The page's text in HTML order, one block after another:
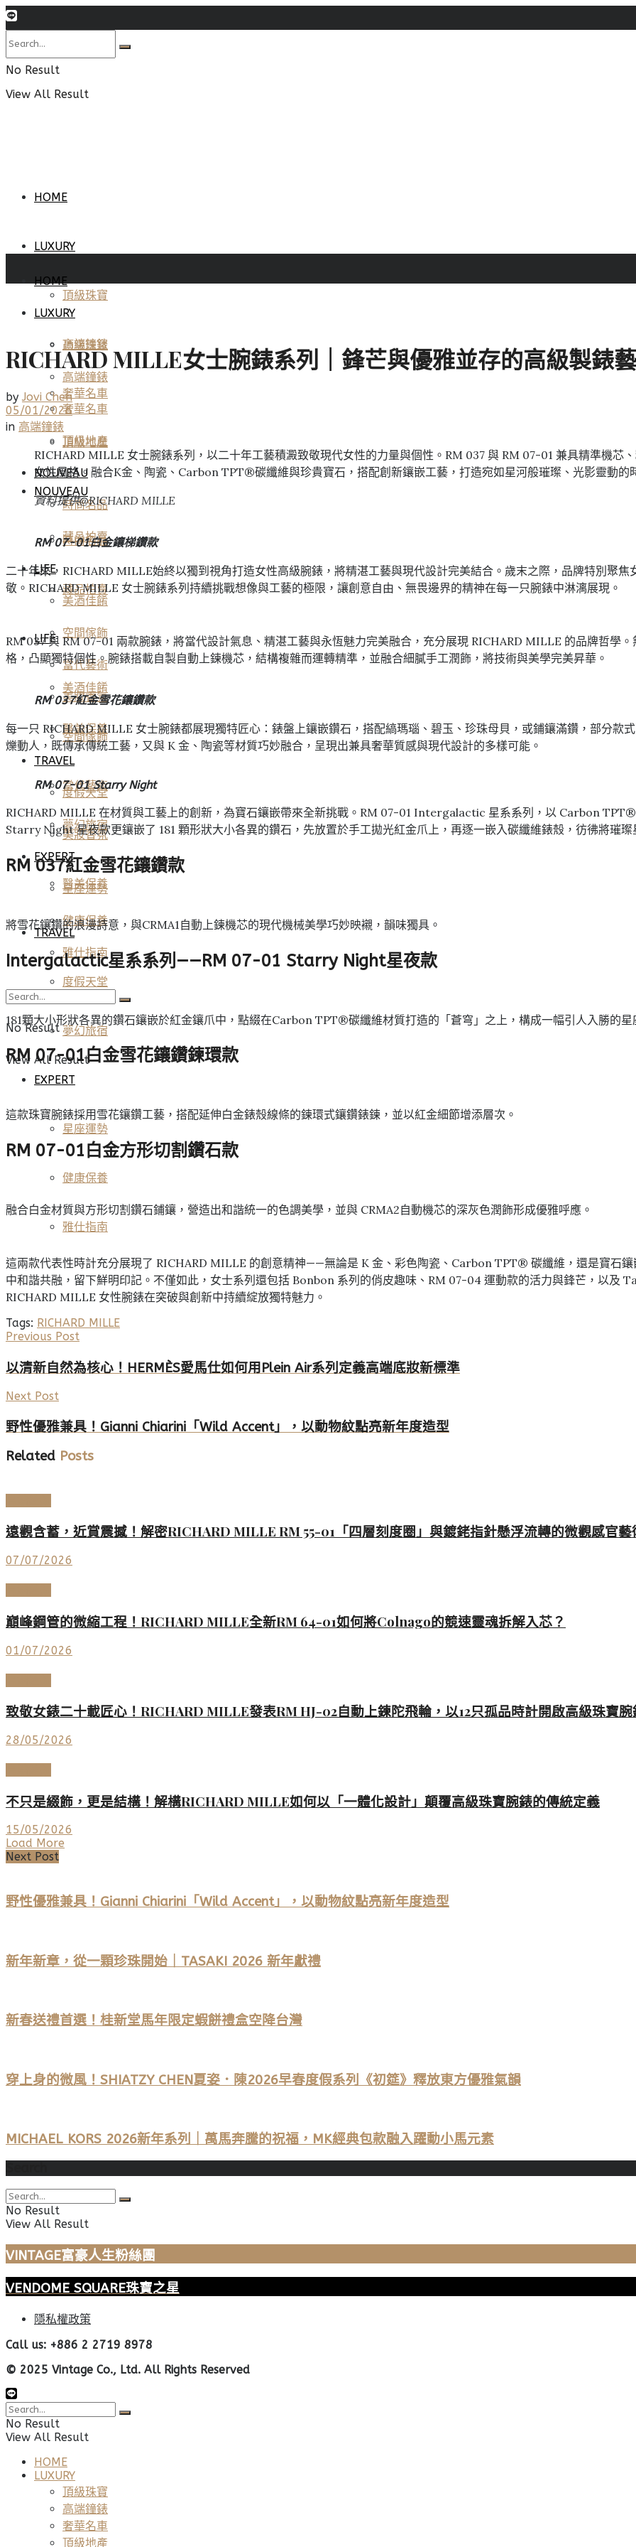
No Result
View All Result
HOME
LUXURY
頂級珠寶
高端鐘錶
奢華名車
頂級地產
NOUVEAU
時尚名品
藏品拍賣
LIFE
美酒佳餚
空間傢飾
當代藝術
美妝香氛
醫美保養
TRAVEL
度假天堂
夢幻旅宿
EXPERT
星座運勢
健康保養
雅仕指南
HOME
LUXURY
頂級珠寶
高端鐘錶
奢華名車
頂級地產
NOUVEAU
時尚名品
藏品拍賣
LIFE
美酒佳餚
空間傢飾
當代藝術
美妝香氛
醫美保養
TRAVEL
度假天堂
夢幻旅宿
EXPERT
星座運勢
健康保養
雅仕指南
No Result
View All Result
RICHARD MILLE女士腕錶系列｜鋒芒與優雅並存的高級製錶
by Jovi Chen
05/01/2026
in 高端鐘錶
RICHARD MILLE 女士腕錶系列，以二十年工藝積澱致敬現代女性的力量與個性。RM 037 與 RM 07-01 兼具精準機芯
女性風格。融合K金、陶瓷、Carbon TPT®碳纖維與珍貴寶石，搭配創新鑲嵌工藝，打造宛如星河般璀璨、光影靈動的
資料提供@RICHARD MILLE
RM 07-01白金鑲梯鑽款
二十年來，RICHARD MILLE始終以獨到視角打造女性高級腕錶，將精湛工藝與現代設計完美結合。歲末之際，品牌特別聚
敬。RICHARD MILLE 女士腕錶系列持續挑戰想像與工藝的極限，讓創意自由、無畏邊界的精神在每一只腕錶中淋漓展現。
RM 037 與 RM 07-01 兩款腕錶，將當代設計氣息、精湛工藝與永恆魅力完美融合，充分展現 RICHARD MILLE 的品牌哲學
格，凸顯獨特個性。腕錶搭載自製自動上鍊機芯，結構複雜而運轉精準，並融合細膩手工潤飾，將技術與美學完美昇華。
RM 037紅金雪花鑲鑽款
每一只 RICHARD MILLE 女士腕錶都展現獨特匠心：錶盤上鑲嵌鑽石，搭配縞瑪瑙、碧玉、珍珠母貝，或鋪鑲滿鑽，部分
爍動人，既傳承傳統工藝，又與 K 金、陶瓷等材質巧妙融合，呈現出兼具奢華質感與現代設計的多樣可能。
RM 07-01 Starry Night
RICHARD MILLE 在材質與工藝上的創新，為寶石鑲嵌帶來全新挑戰。RM 07-01 Intergalactic 星系系列，以 Carbon
Starry Night 星夜款更鑲嵌了 181 顆形狀大小各異的鑽石，先放置於手工拋光紅金爪上，再逐一嵌入碳纖維錶殼，彷彿將璀
RM 037紅金雪花鑲鑽款
將雪花鑲鑽的浪漫詩意，與CRMA1自動上鍊機芯的現代機械美學巧妙映襯，韻味獨具。
Intergalactic星系系列——RM 07-01 Starry Night星夜款
181顆大小形狀各異的鑽石鑲嵌於紅金鑲爪中，點綴在Carbon TPT®碳纖維材質打造的「蒼穹」之上，構成一幅引人入勝的星
RM 07-01白金雪花鑲鑽鍊環款
這款珠寶腕錶採用雪花鑲鑽工藝，搭配延伸白金錶殼線條的鍊環式鑲鑽錶鍊，並以紅金細節增添層次。
RM 07-01白金方形切割鑽石款
融合白金材質與方形切割鑽石鋪鑲，營造出和諧統一的色調美學，並與 CRMA2自動機芯的深灰色潤飾形成優雅呼應。
這兩款代表性時計充分展現了 RICHARD MILLE 的創意精神——無論是 K 金、彩色陶瓷、Carbon TPT® 碳纖維，還是寶石
中和諧共融，留下鮮明印記。不僅如此，女士系列還包括 Bonbon 系列的俏皮趣味、RM 07-04 運動款的活力與鋒芒，以及
RICHARD MILLE 女性腕錶在突破與創新中持續綻放獨特魅力。
Tags: RICHARD MILLE
Previous Post
以清新自然為核心！HERMÈS愛馬仕如何用Plein Air系列定義高端底妝新標準
Next Post
野性優雅兼具！Gianni Chiarini「Wild Accent」，以動物紋點亮新年度造型
Related Posts
遠觀含蓄，近賞震撼！解密RICHARD MILLE RM 55-01「四層刻度圈」與鍍銠指針懸浮流轉的微觀感官藝
07/07/2026
巔峰鋼管的微縮工程！RICHARD MILLE全新RM 64-01如何將Colnago的競速靈魂拆解入芯？
01/07/2026
致敬女錶二十載匠心！RICHARD MILLE發表RM HJ-02自動上鍊陀飛輪，以12只孤品時計開啟高級珠寶
28/05/2026
不只是綴飾，更是結構！解構RICHARD MILLE如何以「一體化設計」顛覆高級珠寶腕錶的傳統定義
15/05/2026
Load More
Next Post
野性優雅兼具！Gianni Chiarini「Wild Accent」，以動物紋點亮新年度造型
新年新章，從一顆珍珠開始｜TASAKI 2026 新年獻禮
新春送禮首選！桂新堂馬年限定蝦餅禮盒空降台灣
穿上身的微風！SHIATZY CHEN夏姿．陳2026早春度假系列《初筵》釋放東方優雅氣韻
MICHAEL KORS 2026新年系列｜萬馬奔騰的祝福，MK經典包款融入躍動小馬元素
No Result
View All Result
VINTAGE富豪人生粉絲團
VENDOME SQUARE珠寶之星
隱私權政策
Call us: +886 2 2719 8978
© 2025 Vintage Co., Ltd. All Rights Reserved
No Result
View All Result
HOME
LUXURY
頂級珠寶
高端鐘錶
奢華名車
頂級地產